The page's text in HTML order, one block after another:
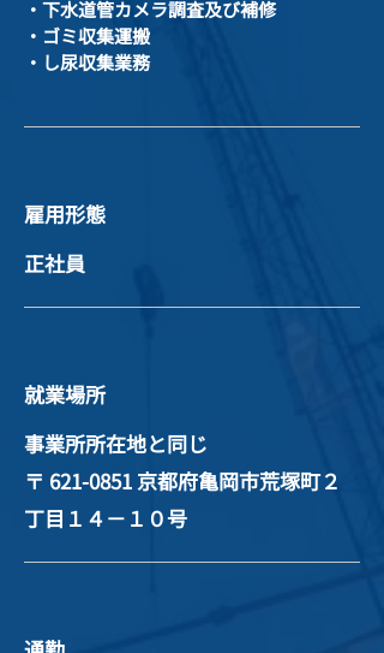
・下水道管カメラ調査及び補修
・ゴミ収集運搬
・し尿収集業務
雇用形態
正社員
就業場所
事業所所在地と同じ
〒 621-0851京都府亀岡市荒塚町２
丁目１４－１０号